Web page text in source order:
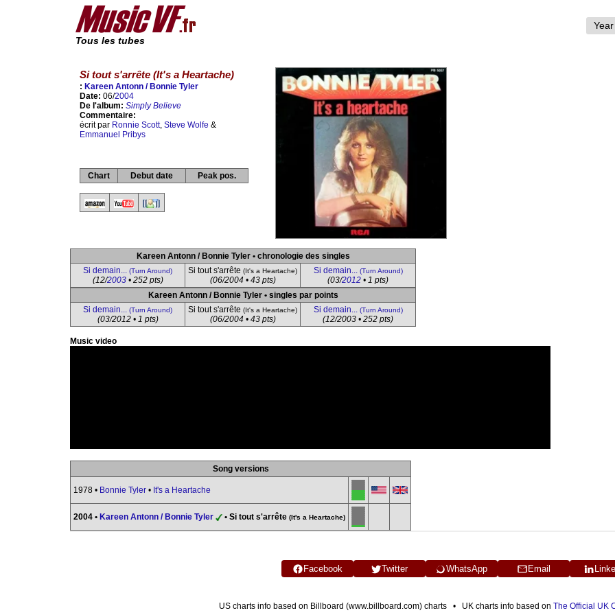
Tous les tubes
Si tout s'arrête (It's a Heartache)
: Kareen Antonn / Bonnie Tyler
Date: 06/2004
De l'album: Simply Believe
Commentaire:
écrit par Ronnie Scott, Steve Wolfe &
Emmanuel Pribys
Chart Debut date Peak pos.
Kareen Antonn / Bonnie Tyler • chronologie des singles
Si demain... (Turn Around)
(12/2003• 252 pts)
Si tout s'arrête (It's a Heartache)
(06/2004 • 43 pts)
Si demain... (Turn Around)
(03/2012 • 1 pts)
Kareen Antonn / Bonnie Tyler • singles par points
Si demain... (Turn Around)
(03/2012 • 1 pts)
Si tout s'arrête (It's a Heartache)
(06/2004 • 43 pts)
Si demain... (Turn Around)
(12/2003 • 252 pts)
Music video
Song versions
1978 • Bonnie Tyler • It's a Heartache
2004 • Kareen Antonn / Bonnie Tyler • Si tout s'arrête (It's a Heartache)
Facebook Twitter WhatsApp Email
US charts info based on Billboard (www.billboard.com) charts • UK charts info based on The Official UK